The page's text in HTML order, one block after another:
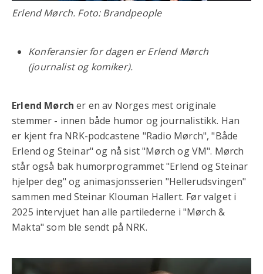
Erlend Mørch. Foto: Brandpeople
Konferansier for dagen er Erlend Mørch
(journalist og komiker).
Erlend Mørch er en av Norges mest originale
stemmer - innen både humor og journalistikk. Han
er kjent fra NRK-podcastene "Radio Mørch", "Både
Erlend og Steinar" og nå sist "Mørch og VM". Mørch
står også bak humorprogrammet "Erlend og Steinar
hjelper deg" og animasjonsserien "Hellerudsvingen"
sammen med Steinar Klouman Hallert. Før valget i
2025 intervjuet han alle partilederne i "Mørch &
Makta" som ble sendt på NRK.